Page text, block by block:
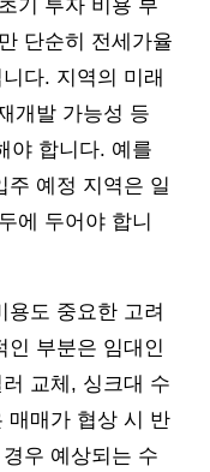
기 투자 비용 부
단순히 전세가율
다. 지역의 미래
개발 가능성 등
야 합니다. 예를
주 예정 지역은 일
에 두어야 합니
용도 중요한 고려
인 부분은 임대인
교체, 싱크대 수
매매가 협상 시 반
우 예상되는 수